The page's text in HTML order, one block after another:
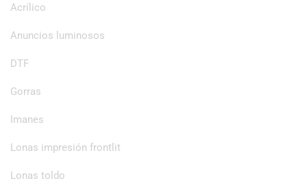
Acrílico
Anuncios luminosos
DTF
Gorras
Imanes
Lonas impresión frontlit
Lonas toldo